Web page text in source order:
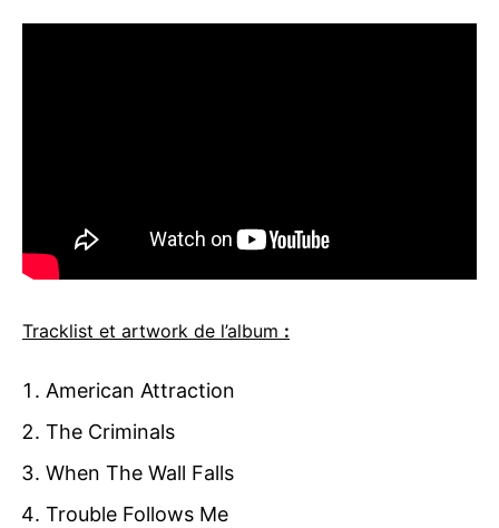
Tracklist et artwork de l’album :
American Attraction
The Criminals
When The Wall Falls
Trouble Follows Me